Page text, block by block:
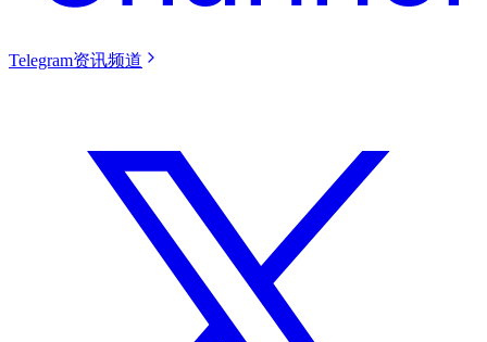
Telegram资讯频道